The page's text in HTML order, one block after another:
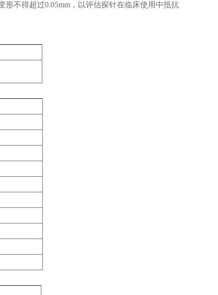
形不得超过0.05mm‌，以评估探针在临床使用中抵抗